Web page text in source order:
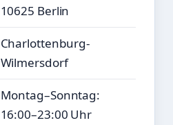
10625 Berlin
Charlottenburg-
Wilmersdorf
Montag–Sonntag:
16:00–23:00 Uhr